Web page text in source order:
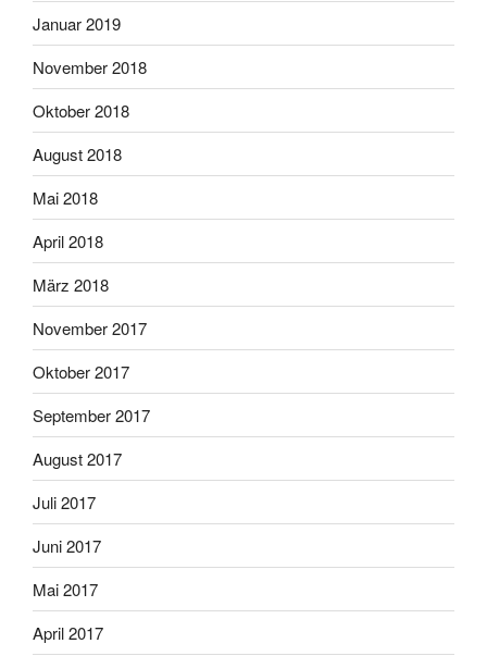
Januar 2019
November 2018
Oktober 2018
August 2018
Mai 2018
April 2018
März 2018
November 2017
Oktober 2017
September 2017
August 2017
Juli 2017
Juni 2017
Mai 2017
April 2017